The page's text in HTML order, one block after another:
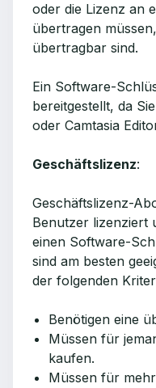
oder die Lizenz an
übertragen
übertragbar sind.
Ein Software-
bereitgestellt, da
oder Camtasia
Geschäftslizenz:
Geschäftslizenz-
Benutzer lizenziert
einen Software-
sind am besten
der folgenden
Benötigen eine
Müssen für
kaufen.
Müssen für